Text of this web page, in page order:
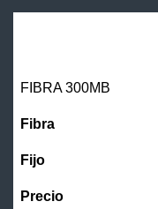
FIBRA 300MB